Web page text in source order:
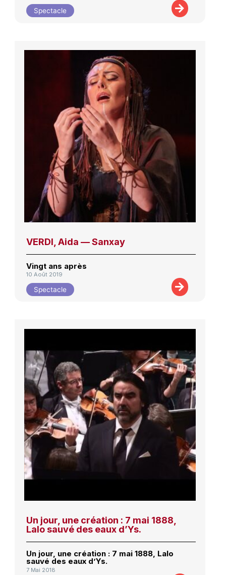
Spectacle
VERDI, Aida — Sanxay
Vingt ans après
10 Août 2019
Spectacle
Un jour, une création : 7 mai 1888,
Lalo sauvé des eaux d’Ys.
Un jour, une création : 7 mai 1888, Lalo
sauvé des eaux d’Ys.
7 Mai 2018